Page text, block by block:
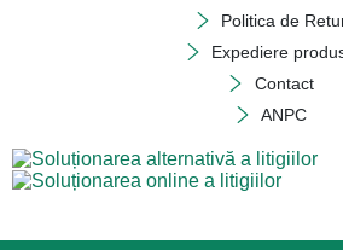
Politica de
Expediere
Contact
ANPC